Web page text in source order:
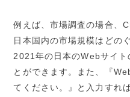
例えば、市場調査の場合、
日本国内の市場規模はどの
2021年の日本のWebサイト
とができます。また、『
てください。』と入力すれ